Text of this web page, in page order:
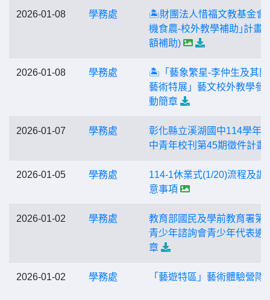
2026-01-08 學務處
🏝️財團法人惜福文教基金會
機食農-校外教學補助｣計畫 (
額補助)
2026-01-08 學務處
🏝️「藝象繁星-李仲生及其
藝術特展」藝文校外教學參
動簡章
2026-01-07 學務處
彰化縣立溪湖國中114學年
中青年校刊第45期徵件計畫
2026-01-05 學務處
114-1休業式(1/20)流程及調
意事項
2026-01-02 學務處
教育部國民及學前教育署第
青少年諮詢會青少年代表遴
章
2026-01-02 學務處 「藝遊特區」藝術體驗營隊